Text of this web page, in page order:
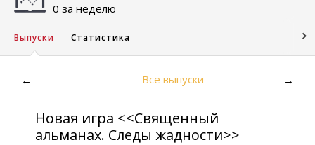
0 за неделю
Выпуски Статистика
← Все выпуски →
Новая игра <<Священный
альманах. Следы жадности>>